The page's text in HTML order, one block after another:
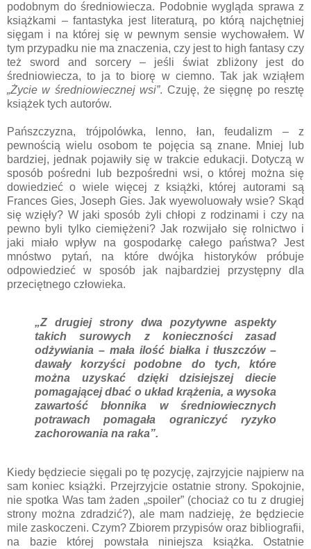
podobnym do średniowiecza. Podobnie wygląda sprawa z
książkami – fantastyka jest literaturą, po którą najchętniej
sięgam i na której się w pewnym sensie wychowałem. W
tym przypadku nie ma znaczenia, czy jest to high fantasy czy
też sword and sorcery – jeśli świat zbliżony jest do
średniowiecza, to ja to biorę w ciemno. Tak jak wziąłem
„Życie w średniowiecznej wsi”. Czuję, że sięgnę po resztę
książek tych autorów.
Pańszczyzna, trójpolówka, lenno, łan, feudalizm – z
pewnością wielu osobom te pojęcia są znane. Mniej lub
bardziej, jednak pojawiły się w trakcie edukacji. Dotyczą w
sposób pośredni lub bezpośredni wsi, o której można się
dowiedzieć o wiele więcej z książki, której autorami są
Frances Gies, Joseph Gies. Jak wyewoluowały wsie? Skąd
się wzięły? W jaki sposób żyli chłopi z rodzinami i czy na
pewno byli tylko ciemiężeni? Jak rozwijało się rolnictwo i
jaki miało wpływ na gospodarkę całego państwa? Jest
mnóstwo pytań, na które dwójka historyków próbuje
odpowiedzieć w sposób jak najbardziej przystępny dla
przeciętnego człowieka.
„Z drugiej strony dwa pozytywne aspekty
takich surowych z konieczności zasad
odżywiania – mała ilość białka i tłuszczów –
dawały korzyści podobne do tych, które
można uzyskać dzięki dzisiejszej diecie
pomagającej dbać o układ krążenia, a wysoka
zawartość błonnika w średniowiecznych
potrawach pomagała ograniczyć ryzyko
zachorowania na raka”.
Kiedy będziecie sięgali po tę pozycję, zajrzyjcie najpierw na
sam koniec książki. Przejrzyjcie ostatnie strony. Spokojnie,
nie spotka Was tam żaden „spoiler” (chociaż co tu z drugiej
strony można zdradzić?), ale mam nadzieję, że będziecie
mile zaskoczeni. Czym? Zbiorem przypisów oraz bibliografii,
na bazie której powstała niniejsza książka. Ostatnie